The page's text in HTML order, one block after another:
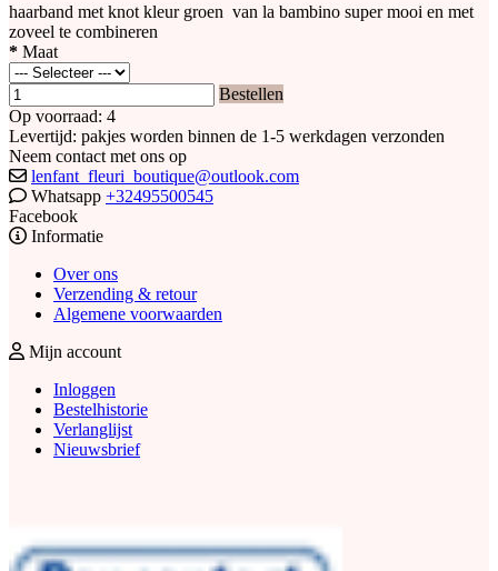
haarband met knot kleur groen van la bambino super mooi en met
zoveel te combineren
* Maat
Bestellen
Op voorraad: 4
Levertijd: pakjes worden binnen de 1-5 werkdagen verzonden
Neem contact met ons op
lenfant_fleuri_boutique@outlook.com
Whatsapp +32495500545
Facebook
Informatie
Over ons
Verzending & retour
Algemene voorwaarden
Mijn account
Inloggen
Bestelhistorie
Verlanglijst
Nieuwsbrief